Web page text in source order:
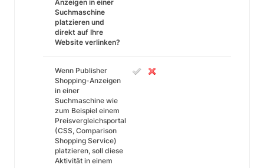
Anzeigen in einer
Suchmaschine
platzieren und
direkt auf Ihre
Website verlinken?
Wenn Publisher
Shopping-Anzeigen
in einer
Suchmaschine wie
zum Beispiel einem
Preisvergleichsportal
(CSS, Comparison
Shopping Service)
platzieren, soll diese
Aktivität in einem